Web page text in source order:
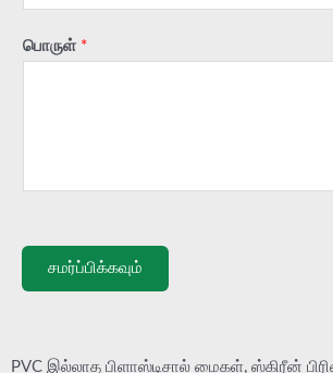
பொருள் *
சமர்ப்பிக்கவும்
PVC இல்லாத பிளாஸ்டிசால் மைகள், ஸ்கிரீன்